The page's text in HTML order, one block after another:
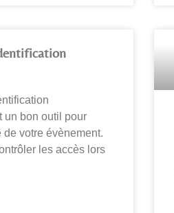
un bon outil pour
votre évènement.
les accès lors